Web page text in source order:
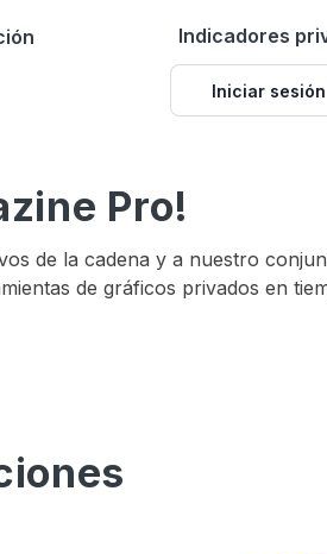
Indicadores
Iniciar sesión
Pro!
de la cadena y a nuestro
de gráficos privados en